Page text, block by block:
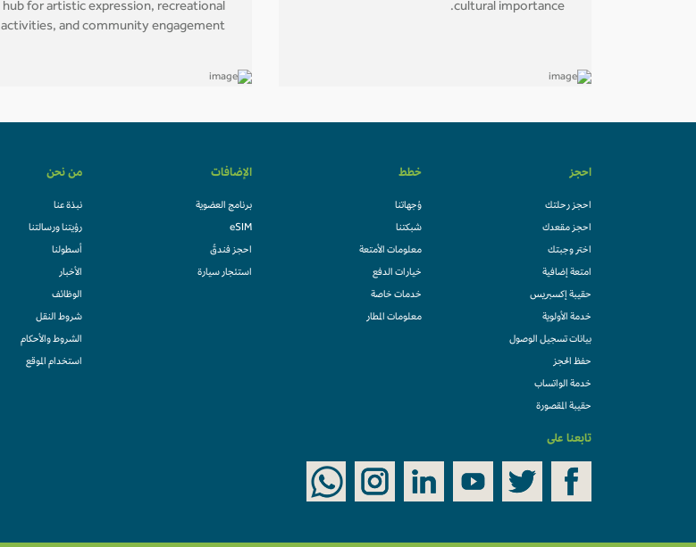
cultural importance.
hub for artistic expression, recreational
activities, and community engagement.
احجز
احجز رحلتك
احجز مقعدك
اختر وجبتك
امتعة إضافية
حقيبة إكسبريس
خدمة الأولوية
بيانات تسجيل الوصول
حفظ الحجز
خدمة الواتساب
حقيبة المقصورة
خطط
وُجهاتنا
شبكتنا
معلومات الأمتعة
خيارات الدفع
خدمات خاصة
معلومات المطار
الإضافات
برنامج العضوية
eSIM
احجز فندقً
استئجار سيارة
من نحن
نبذة عنا
رؤيتنا ورسالتنا
أسطولنا
الأخبار
الوظائف
شروط النقل
الشروط والأحكام
استخدام الموقع
تابعنا على